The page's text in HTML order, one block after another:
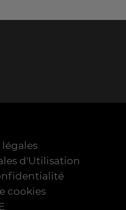
d'Utilisation
cookies